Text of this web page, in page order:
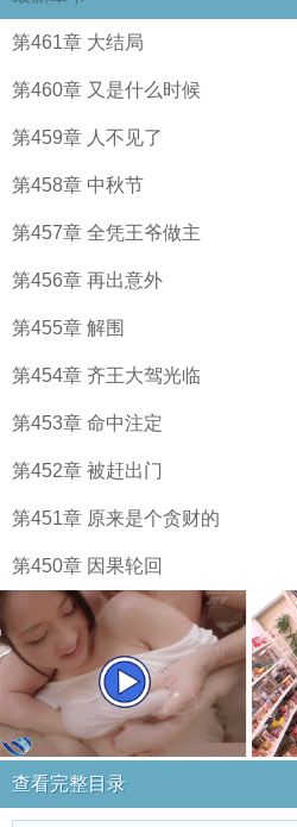
第461章 大结局
第460章 又是什么时候
第459章 人不见了
第458章 中秋节
第457章 全凭王爷做主
第456章 再出意外
第455章 解围
第454章 齐王大驾光临
第453章 命中注定
第452章 被赶出门
第451章 原来是个贪财的
第450章 因果轮回
查看完整目录